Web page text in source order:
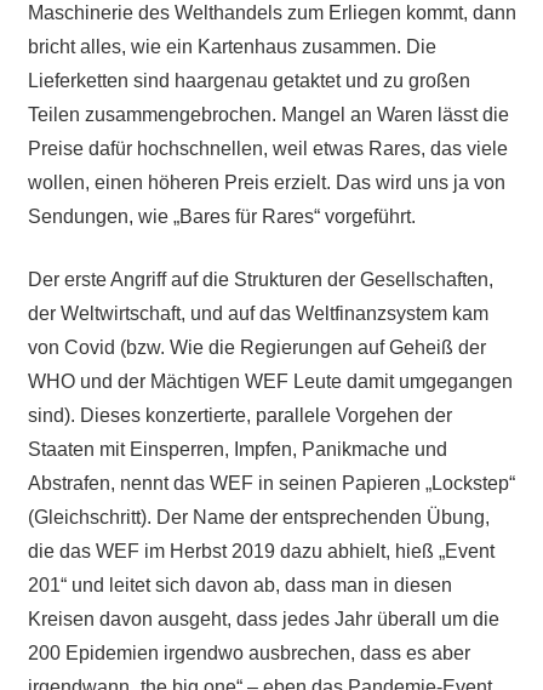
Maschinerie des Welthandels zum Erliegen kommt, dann
bricht alles, wie ein Kartenhaus zusammen. Die
Lieferketten sind haargenau getaktet und zu großen
Teilen zusammengebrochen. Mangel an Waren lässt die
Preise dafür hochschnellen, weil etwas Rares, das viele
wollen, einen höheren Preis erzielt. Das wird uns ja von
Sendungen, wie „Bares für Rares“ vorgeführt.
Der erste Angriff auf die Strukturen der Gesellschaften,
der Weltwirtschaft, und auf das Weltfinanzsystem kam
von Covid (bzw. Wie die Regierungen auf Geheiß der
WHO und der Mächtigen WEF Leute damit umgegangen
sind). Dieses konzertierte, parallele Vorgehen der
Staaten mit Einsperren, Impfen, Panikmache und
Abstrafen, nennt das WEF in seinen Papieren „Lockstep“
(Gleichschritt). Der Name der entsprechenden Übung,
die das WEF im Herbst 2019 dazu abhielt, hieß „Event
201“ und leitet sich davon ab, dass man in diesen
Kreisen davon ausgeht, dass jedes Jahr überall um die
200 Epidemien irgendwo ausbrechen, dass es aber